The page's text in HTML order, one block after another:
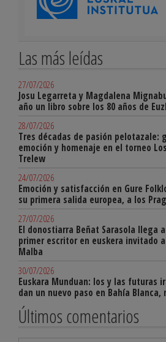
Las más leídas
27/07/2026
Josu Legarreta y Magdalena
año un libro sobre los 80 años de
28/07/2026
Tres décadas de pasión pelotazale:
emoción y homenaje en el torneo
Trelew
24/07/2026
Emoción y satisfacción en Gure
su primera salida europea, a los
27/07/2026
El donostiarra Beñat Sarasola llega
primer escritor en euskera invitado
Malba
30/07/2026
Euskara Munduan: los y las futuras
dan un nuevo paso en Bahía Blanca,
Últimos comentarios